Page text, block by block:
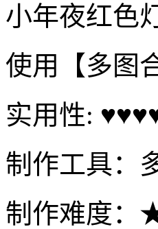
小年夜红色
使用【多图
实用性:
制作工具：
制作难度